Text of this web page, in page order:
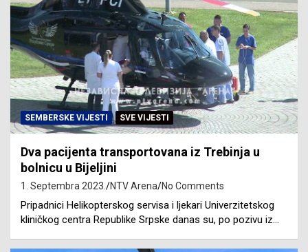
SEMBERSKE VIJESTI SVE VIJESTI
Dva pacijenta transportovana iz Trebinja u
bolnicu u Bijeljini
1. Septembra 2023. NTV Arena No Comments
Pripadnici Helikopterskog servisa i ljekari Univerzitetskog
kliničkog centra Republike Srpske danas su, po pozivu iz…